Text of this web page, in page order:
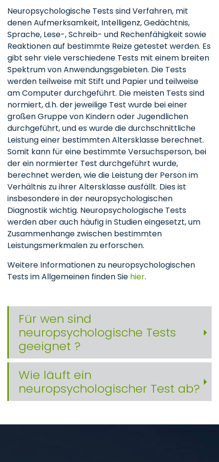
Neuropsychologische Tests sind Verfahren, mit
denen Aufmerksamkeit, Intelligenz, Gedächtnis,
Sprache, Lese-, Schreib- und Rechenfähigkeit sowie
Reaktionen auf bestimmte Reize getestet werden. Es
gibt sehr viele verschiedene Tests mit einem breiten
Spektrum von Anwendungsgebieten. Die Tests
werden teilweise mit Stift und Papier und teilweise
am Computer durchgeführt. Die meisten Tests sind
normiert, d.h. der jeweilige Test wurde bei einer
großen Gruppe von Kindern oder Jugendlichen
durchgeführt, und es wurde die durchschnittliche
Leistung einer bestimmten Altersklasse berechnet.
Somit kann für eine bestimmte Versuchsperson, bei
der ein normierter Test durchgeführt wurde,
berechnet werden, wie die Leistung der Person im
Verhältnis zu ihrer Altersklasse ausfällt. Dies ist
insbesondere in der neuropsychologischen
Diagnostik wichtig. Neuropsychologische Tests
werden aber auch häufig in Studien eingesetzt, um
Zusammenhange zwischen bestimmten
Leistungsmerkmalen zu erforschen.
Weitere Informationen zu neuropsychologischen
Tests im Allgemeinen finden Sie hier.
Für wen sind
neuropsychologische Tests
geeignet ?
Wie läuft ein
neuropsychologischer Test ab?